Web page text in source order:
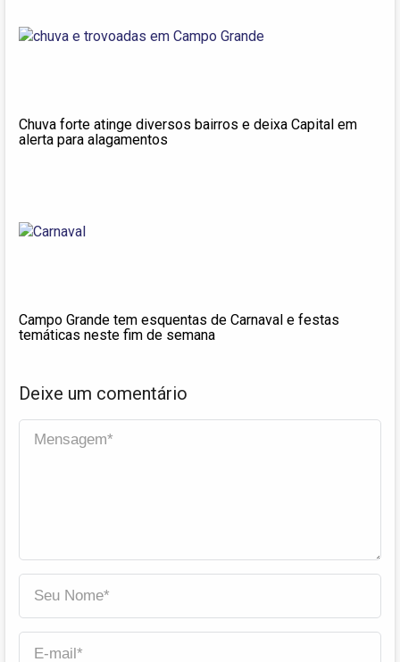
Chuva forte atinge diversos bairros e deixa Capital em
alerta para alagamentos
Campo Grande tem esquentas de Carnaval e festas
temáticas neste fim de semana
Deixe um comentário